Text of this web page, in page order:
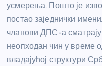
усмерења. Пошто је
постао заједнички
чланови ДПС-а
неопходан чин у време
владајућој структури